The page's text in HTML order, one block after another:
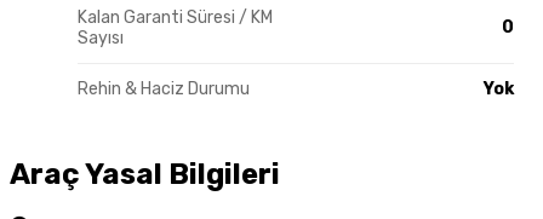
Kalan Garanti Süresi / KM
Sayısı
0
Rehin & Haciz Durumu Yok
Araç Yasal Bilgileri